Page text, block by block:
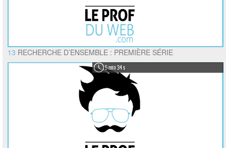
13 RECHERCHE D’ENSEMBLE : PREMIÈRE SÉRIE
5 min 34 s